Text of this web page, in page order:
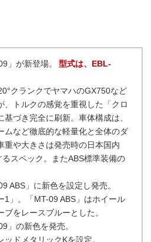
」が新登場。
型式は、EBL-
クランクでヤマハのGX750など
、トルクの感覚を重視した「クロ
づき完全に刷新。車体構成は、
ムなど徹底的な軽量化と全体のダ
重や大きさは発売時の日本国内
スペック。またABS標準装備の
ABS」に新色を設定し発売。
1」。「MT-09 ABS」はホイール
をレースブルーとした。
」の新色を発売。
ッドメタリックKを設定。